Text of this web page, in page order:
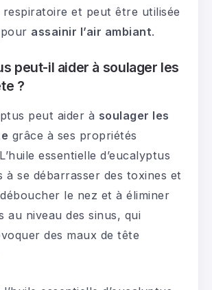
respiratoire et peut être utilisée
assainir l’air ambiant.
peut-il aider à soulager les
?
peut aider à soulager les
grâce à ses propriétés
essentielle d’eucalyptus
à se débarrasser des toxines et
le nez et à éliminer
au niveau des sinus, qui
des maux de tête